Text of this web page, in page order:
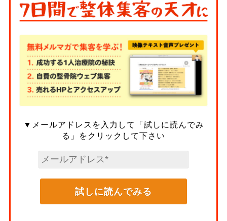
▼メールアドレスを入力して「試しに読んでみ
る」をクリックして下さい